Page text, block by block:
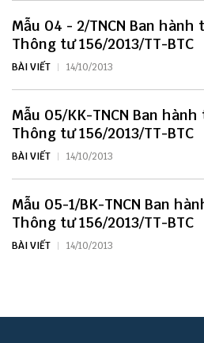
Mẫu 04 - 2/TNCN Ban hành
Thông tư 156/2013/TT-BTC
BÀI VIẾT 14/10/2013
Mẫu 05/KK-TNCN Ban
Thông tư 156/2013/TT-BTC
BÀI VIẾT 14/10/2013
Mẫu 05-1/BK-TNCN Ban
Thông tư 156/2013/TT-BTC
BÀI VIẾT 14/10/2013